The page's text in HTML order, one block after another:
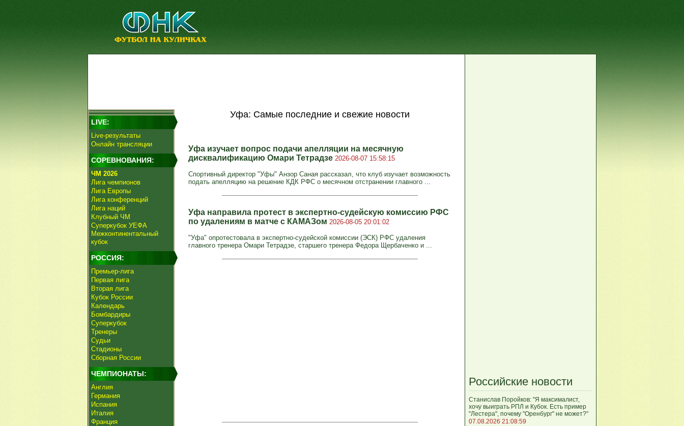
LIVE:
Live-результаты
Онлайн трансляции
СОРЕВНОВАНИЯ:
ЧМ 2026
Лига чемпионов
Лига Европы
Лига конференций
Лига наций
Клубный ЧМ
Суперкубок УЕФА
Межконтинентальный
кубок
РОССИЯ:
Премьер-лига
Первая лига
Вторая лига
Кубок России
Календарь
Бомбардиры
Суперкубок
Тренеры
Судьи
Стадионы
Сборная России
ЧЕМПИОНАТЫ:
Англия
Германия
Испания
Италия
Франция
Уфа: Самые последние и свежие новости
Уфа изучает вопрос подачи апелляции на месячную
дисквалификацию Омари Тетрадзе 2026-08-07 15:58:15
Спортивный директор "Уфы" Анзор Саная рассказал, что клуб изучает возможность
подать апелляцию на решение КДК РФС о месячном отстранении главного ...
Уфа направила протест в экспертно‑судейскую комиссию РФС
по удалениям в матче с КАМАЗом 2026-08-05 20:01:02
"Уфа" опротестовала в экспертно‑судейской комиссии (ЭСК) РФС удаления
главного тренера Омари Тетрадзе, старшего тренера Федора Щербаченко и ...
Российские новости
Станислав Поройков: "Я максималист,
хочу выиграть РПЛ и Кубок. Есть пример
"Лестера", почему "Оренбург" не может?"
07.08.2026 21:08:59